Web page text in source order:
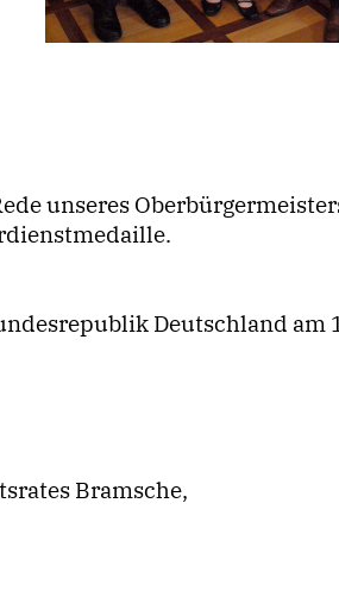
unseres
Deutschland am
Bramsche,